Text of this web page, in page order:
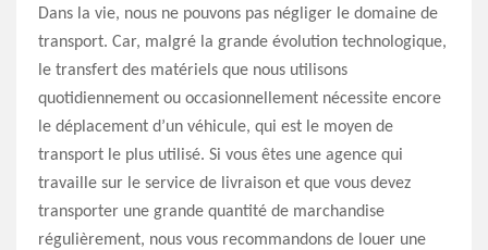
Dans la vie, nous ne pouvons pas négliger le domaine de
transport. Car, malgré la grande évolution technologique,
le transfert des matériels que nous utilisons
quotidiennement ou occasionnellement nécessite encore
le déplacement d’un véhicule, qui est le moyen de
transport le plus utilisé. Si vous êtes une agence qui
travaille sur le service de livraison et que vous devez
transporter une grande quantité de marchandise
régulièrement, nous vous recommandons de louer une